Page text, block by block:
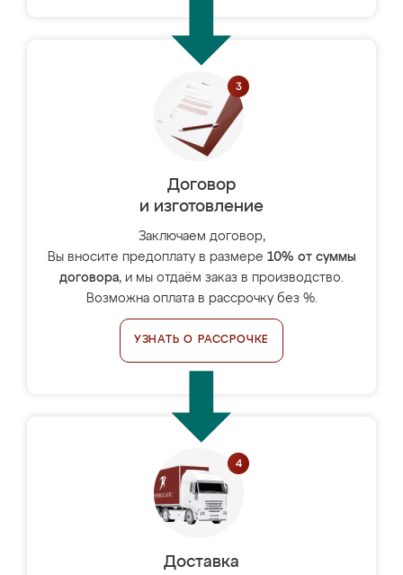
Договор
и изготовление
Заключаем договор,
Вы вносите предоплату в размере 10% от суммы
договора, и мы отдаём заказ в производство.
Возможна оплата в рассрочку без %.
УЗНАТЬ О РАССРОЧКЕ
Доставка